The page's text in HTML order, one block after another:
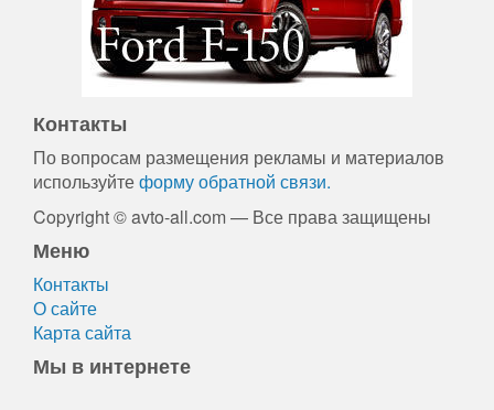
Контакты
По вопросам размещения рекламы и материалов
используйтеформу обратной связи.
Copyright © avto-all.com — Все права защищены
Меню
Контакты
О сайте
Карта сайта
Мы в интернете